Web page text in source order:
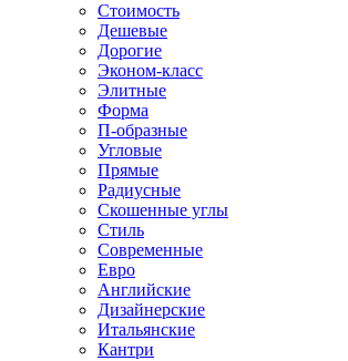
Стоимость
Дешевые
Дорогие
Эконом-класс
Элитные
Форма
П-образные
Угловые
Прямые
Радиусные
Скошенные углы
Стиль
Современные
Евро
Английские
Дизайнерские
Итальянские
Кантри